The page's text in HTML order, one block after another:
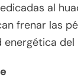
al
frenar las
energética del